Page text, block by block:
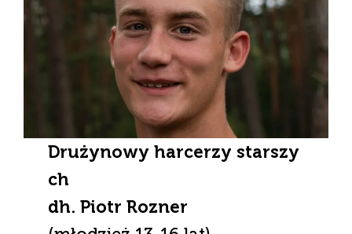
Drużynowy harcerzy starszy
ch
dh. Piotr Rozner